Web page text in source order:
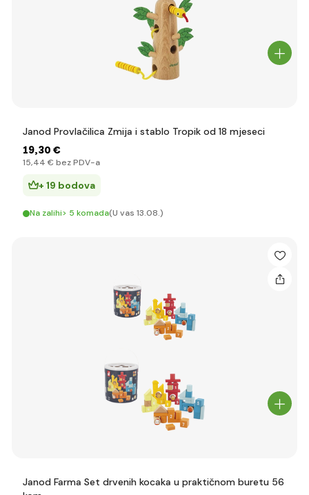
Janod Provlačilica Zmija i stablo Tropik od 18 mjeseci
19,30 €
15,44 € bez PDV-a
+ 19 bodova
Na zalihi> 5 komada(U vas 13.08.)
Janod Farma Set drvenih kocaka u praktičnom buretu 56